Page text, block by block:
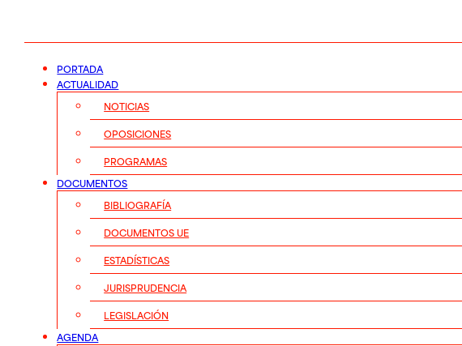
PORTADA
ACTUALIDAD
NOTICIAS
OPOSICIONES
PROGRAMAS
DOCUMENTOS
BIBLIOGRAFÍA
DOCUMENTOS UE
ESTADÍSTICAS
JURISPRUDENCIA
LEGISLACIÓN
AGENDA